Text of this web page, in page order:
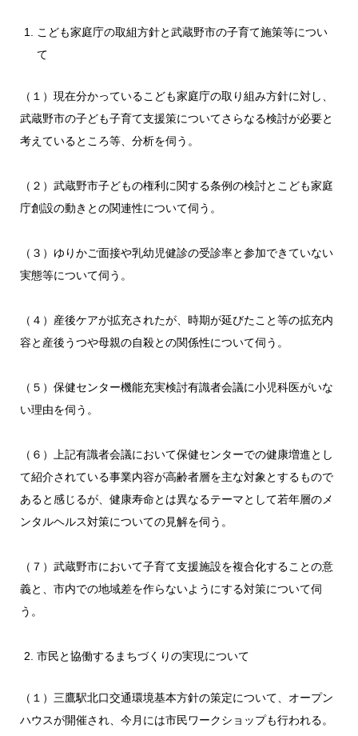
こども家庭庁の取組方針と武蔵野市の子育て施策等につい
て
（１）現在分かっているこども家庭庁の取り組み方針に対し、
武蔵野市の子ども子育て支援策についてさらなる検討が必要と
考えているところ等、分析を伺う。
（２）武蔵野市子どもの権利に関する条例の検討とこども家庭
庁創設の動きとの関連性について伺う。
（３）ゆりかご面接や乳幼児健診の受診率と参加できていない
実態等について伺う。
（４）産後ケアが拡充されたが、時期が延びたこと等の拡充内
容と産後うつや母親の自殺との関係性について伺う。
（５）保健センター機能充実検討有識者会議に小児科医がいな
い理由を伺う。
（６）上記有識者会議において保健センターでの健康増進とし
て紹介されている事業内容が高齢者層を主な対象とするもので
あると感じるが、健康寿命とは異なるテーマとして若年層のメ
ンタルヘルス対策についての見解を伺う。
（７）武蔵野市において子育て支援施設を複合化することの意
義と、市内での地域差を作らないようにする対策について伺
う。
市民と協働するまちづくりの実現について
（１）三鷹駅北口交通環境基本方針の策定について、オープン
ハウスが開催され、今月には市民ワークショップも行われる。